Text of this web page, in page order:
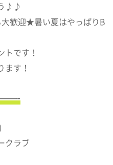
♪♪
歓迎★暑い夏はやっぱりB
です！
す！
クラブ